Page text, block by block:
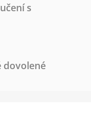
s
dovolené